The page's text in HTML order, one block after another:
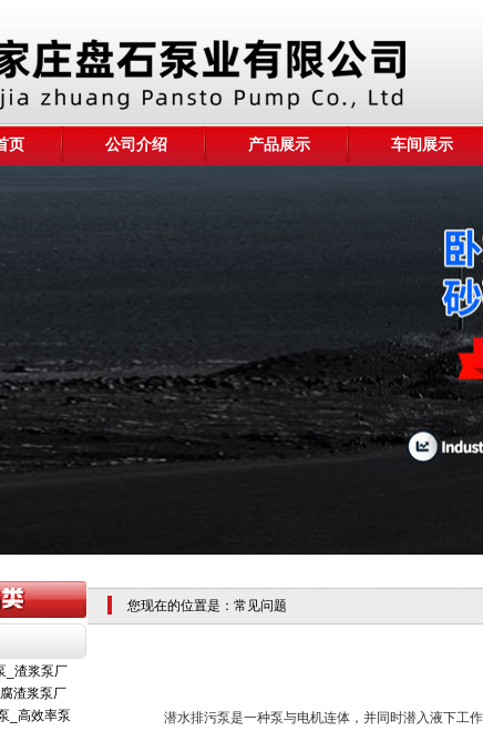
页 公司介绍 产品展示 车间展示
_渣浆泵厂
渣浆泵厂
_高效率泵
您现在的位置是：常见问题
潜水排污泵是一种泵与电机连体，并同时潜入液下工作